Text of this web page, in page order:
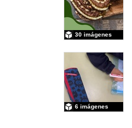
30 imágenes
6 imágenes